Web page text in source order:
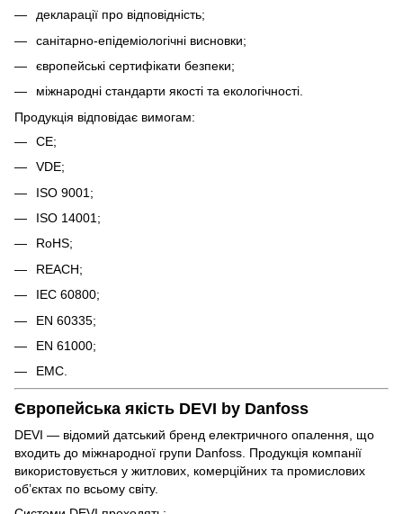
декларації про відповідність;
санітарно-епідеміологічні висновки;
європейські сертифікати безпеки;
міжнародні стандарти якості та екологічності.
Продукція відповідає вимогам:
CE;
VDE;
ISO 9001;
ISO 14001;
RoHS;
REACH;
IEC 60800;
EN 60335;
EN 61000;
EMC.
Європейська якість DEVI by Danfoss
DEVI — відомий датський бренд електричного опалення, що
входить до міжнародної групи Danfoss. Продукція компанії
використовується у житлових, комерційних та промислових
об’єктах по всьому світу.